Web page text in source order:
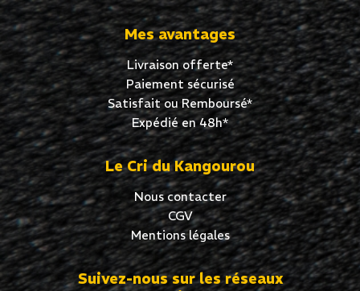
Mes avantages
Livraison offerte*
Paiement sécurisé
Satisfait ou Remboursé*
Expédié en 48h*
Le Cri du Kangourou
Nous contacter
CGV
Mentions légales
Suivez-nous sur les réseaux